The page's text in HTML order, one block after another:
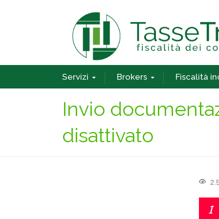
Servizi Brokers Fiscalità
Invio
disattivato